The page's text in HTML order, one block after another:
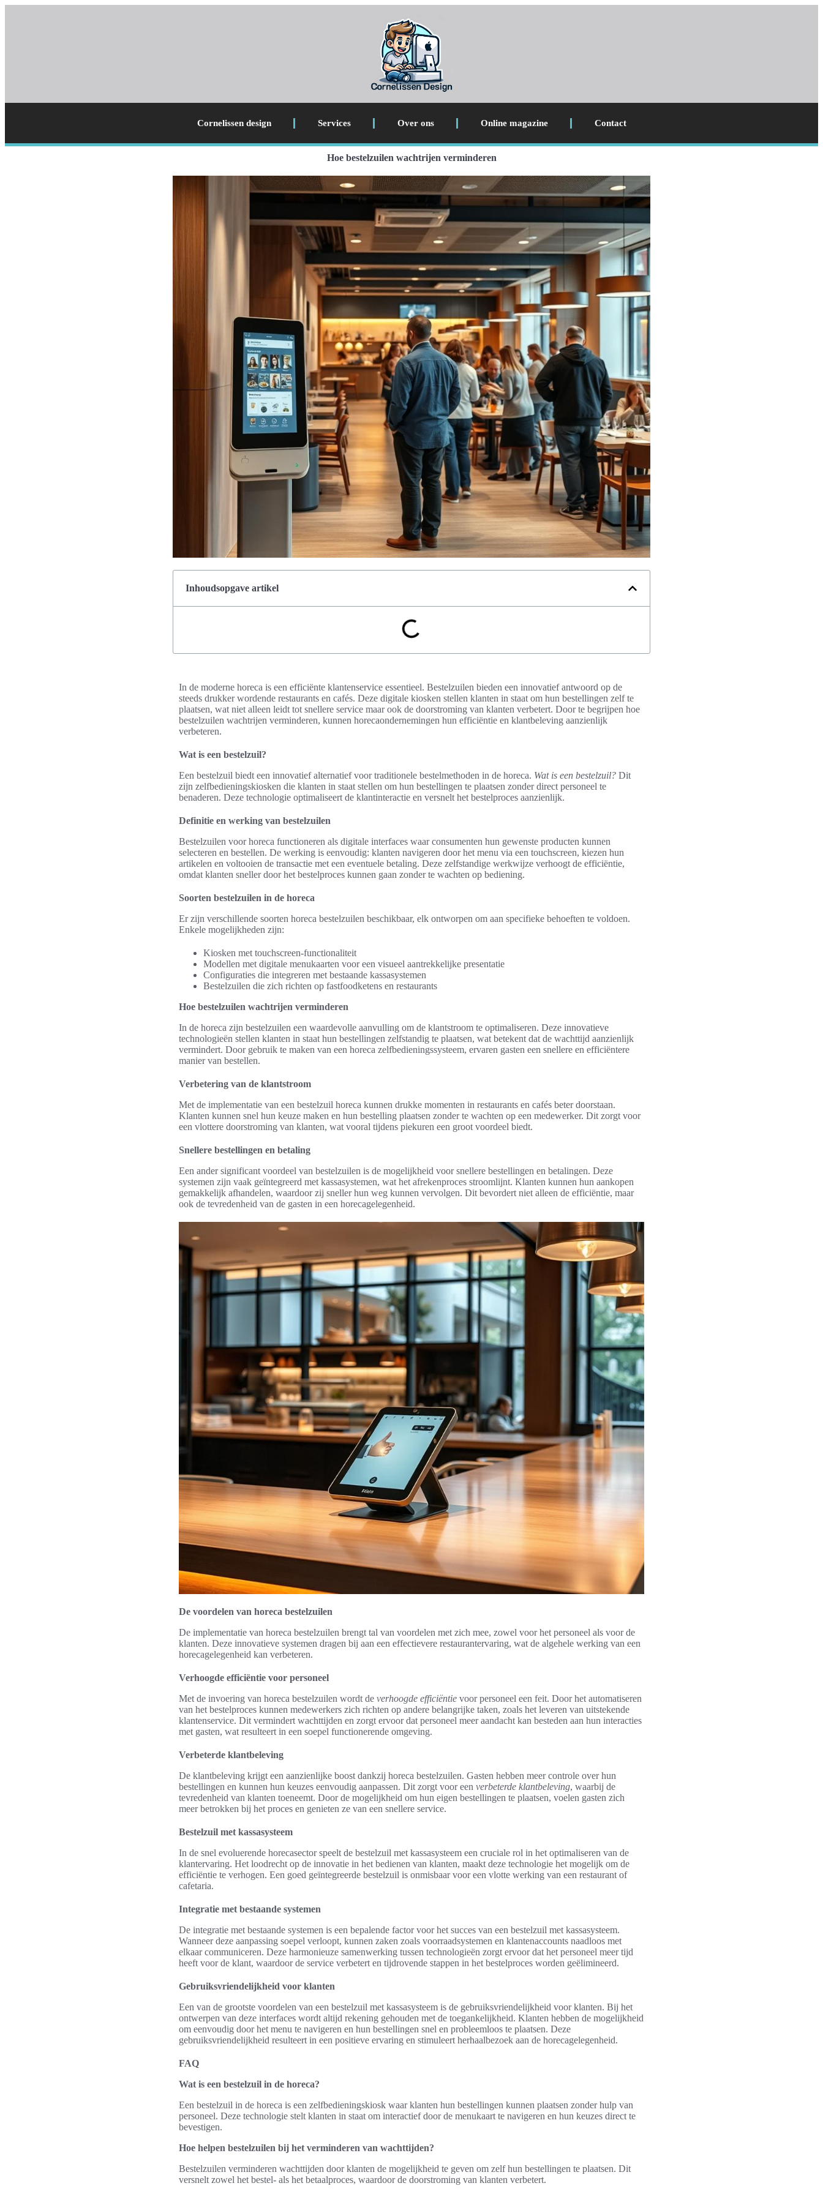
Cornelissen design Services Over ons Online magazine Contact
Hoe bestelzuilen wachtrijen verminderen
Inhoudsopgave artikel
In de moderne horeca is een efficiënte klantenservice essentieel. Bestelzuilen bieden een innovatief antwoord op de
steeds drukker wordende restaurants en cafés. Deze digitale kiosken stellen klanten in staat om hun bestellingen zelf te
plaatsen, wat niet alleen leidt tot snellere service maar ook de doorstroming van klanten verbetert. Door te begrijpen hoe
bestelzuilen wachtrijen verminderen, kunnen horecaondernemingen hun efficiëntie en klantbeleving aanzienlijk
verbeteren.
Wat is een bestelzuil?
Een bestelzuil biedt een innovatief alternatief voor traditionele bestelmethoden in de horeca. Wat is een bestelzuil? Dit
zijn zelfbedieningskiosken die klanten in staat stellen om hun bestellingen te plaatsen zonder direct personeel te
benaderen. Deze technologie optimaliseert de klantinteractie en versnelt het bestelproces aanzienlijk.
Definitie en werking van bestelzuilen
Bestelzuilen voor horeca functioneren als digitale interfaces waar consumenten hun gewenste producten kunnen
selecteren en bestellen. De werking is eenvoudig: klanten navigeren door het menu via een touchscreen, kiezen hun
artikelen en voltooien de transactie met een eventuele betaling. Deze zelfstandige werkwijze verhoogt de efficiëntie,
omdat klanten sneller door het bestelproces kunnen gaan zonder te wachten op bediening.
Soorten bestelzuilen in de horeca
Er zijn verschillende soorten horeca bestelzuilen beschikbaar, elk ontworpen om aan specifieke behoeften te voldoen.
Enkele mogelijkheden zijn:
Kiosken met touchscreen-functionaliteit
Modellen met digitale menukaarten voor een visueel aantrekkelijke presentatie
Configuraties die integreren met bestaande kassasystemen
Bestelzuilen die zich richten op fastfoodketens en restaurants
Hoe bestelzuilen wachtrijen verminderen
In de horeca zijn bestelzuilen een waardevolle aanvulling om de klantstroom te optimaliseren. Deze innovatieve
technologieën stellen klanten in staat hun bestellingen zelfstandig te plaatsen, wat betekent dat de wachttijd aanzienlijk
vermindert. Door gebruik te maken van een horeca zelfbedieningssysteem, ervaren gasten een snellere en efficiëntere
manier van bestellen.
Verbetering van de klantstroom
Met de implementatie van een bestelzuil horeca kunnen drukke momenten in restaurants en cafés beter doorstaan.
Klanten kunnen snel hun keuze maken en hun bestelling plaatsen zonder te wachten op een medewerker. Dit zorgt voor
een vlottere doorstroming van klanten, wat vooral tijdens piekuren een groot voordeel biedt.
Snellere bestellingen en betaling
Een ander significant voordeel van bestelzuilen is de mogelijkheid voor snellere bestellingen en betalingen. Deze
systemen zijn vaak geïntegreerd met kassasystemen, wat het afrekenproces stroomlijnt. Klanten kunnen hun aankopen
gemakkelijk afhandelen, waardoor zij sneller hun weg kunnen vervolgen. Dit bevordert niet alleen de efficiëntie, maar
ook de tevredenheid van de gasten in een horecagelegenheid.
De voordelen van horeca bestelzuilen
De implementatie van horeca bestelzuilen brengt tal van voordelen met zich mee, zowel voor het personeel als voor de
klanten. Deze innovatieve systemen dragen bij aan een effectievere restaurantervaring, wat de algehele werking van een
horecagelegenheid kan verbeteren.
Verhoogde efficiëntie voor personeel
Met de invoering van horeca bestelzuilen wordt de verhoogde efficiëntie voor personeel een feit. Door het automatiseren
van het bestelproces kunnen medewerkers zich richten op andere belangrijke taken, zoals het leveren van uitstekende
klantenservice. Dit vermindert wachttijden en zorgt ervoor dat personeel meer aandacht kan besteden aan hun interacties
met gasten, wat resulteert in een soepel functionerende omgeving.
Verbeterde klantbeleving
De klantbeleving krijgt een aanzienlijke boost dankzij horeca bestelzuilen. Gasten hebben meer controle over hun
bestellingen en kunnen hun keuzes eenvoudig aanpassen. Dit zorgt voor een verbeterde klantbeleving, waarbij de
tevredenheid van klanten toeneemt. Door de mogelijkheid om hun eigen bestellingen te plaatsen, voelen gasten zich
meer betrokken bij het proces en genieten ze van een snellere service.
Bestelzuil met kassasysteem
In de snel evoluerende horecasector speelt de bestelzuil met kassasysteem een cruciale rol in het optimaliseren van de
klantervaring. Het loodrecht op de innovatie in het bedienen van klanten, maakt deze technologie het mogelijk om de
efficiëntie te verhogen. Een goed geïntegreerde bestelzuil is onmisbaar voor een vlotte werking van een restaurant of
cafetaria.
Integratie met bestaande systemen
De integratie met bestaande systemen is een bepalende factor voor het succes van een bestelzuil met kassasysteem.
Wanneer deze aanpassing soepel verloopt, kunnen zaken zoals voorraadsystemen en klantenaccounts naadloos met
elkaar communiceren. Deze harmonieuze samenwerking tussen technologieën zorgt ervoor dat het personeel meer tijd
heeft voor de klant, waardoor de service verbetert en tijdrovende stappen in het bestelproces worden geëlimineerd.
Gebruiksvriendelijkheid voor klanten
Een van de grootste voordelen van een bestelzuil met kassasysteem is de gebruiksvriendelijkheid voor klanten. Bij het
ontwerpen van deze interfaces wordt altijd rekening gehouden met de toegankelijkheid. Klanten hebben de mogelijkheid
om eenvoudig door het menu te navigeren en hun bestellingen snel en probleemloos te plaatsen. Deze
gebruiksvriendelijkheid resulteert in een positieve ervaring en stimuleert herhaalbezoek aan de horecagelegenheid.
FAQ
Wat is een bestelzuil in de horeca?
Een bestelzuil in de horeca is een zelfbedieningskiosk waar klanten hun bestellingen kunnen plaatsen zonder hulp van
personeel. Deze technologie stelt klanten in staat om interactief door de menukaart te navigeren en hun keuzes direct te
bevestigen.
Hoe helpen bestelzuilen bij het verminderen van wachttijden?
Bestelzuilen verminderen wachttijden door klanten de mogelijkheid te geven om zelf hun bestellingen te plaatsen. Dit
versnelt zowel het bestel- als het betaalproces, waardoor de doorstroming van klanten verbetert.